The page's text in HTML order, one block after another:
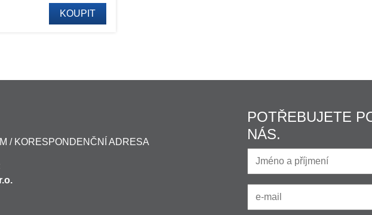
KOUPIT
/ KORESPONDENČNÍ ADRESA
POTŘEBUJETE
NÁS.